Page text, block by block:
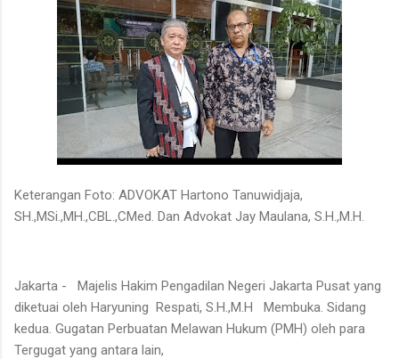
Keterangan Foto: ADVOKAT Hartono Tanuwidjaja,
SH.,MSi.,MH.,CBL.,CMed. Dan Advokat Jay Maulana, S.H.,M.H.
Jakarta - Majelis Hakim Pengadilan Negeri Jakarta Pusat yang
diketuai oleh Haryuning Respati, S.H.,M.H Membuka. Sidang
kedua. Gugatan Perbuatan Melawan Hukum (PMH) oleh para
Tergugat yang antara lain,